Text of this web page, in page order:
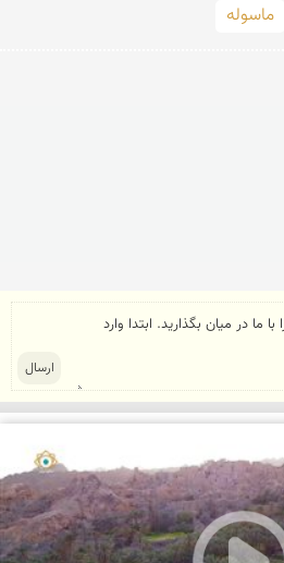
ماسوله